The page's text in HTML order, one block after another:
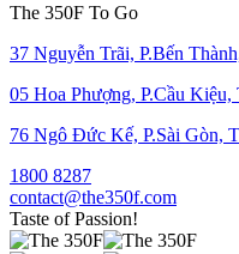
The 350F To Go
37 Nguyễn Trãi, P.Bến
05 Hoa Phượng, P.Cầu Kiệu,
76 Ngô Đức Kế, P.Sài Gòn,
1800 8287
contact@the350f.com
Taste of Passion!